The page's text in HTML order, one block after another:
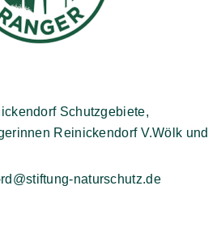
Schutzgebiete,
Reinickendorf V.Wölk und
naturschutz.de